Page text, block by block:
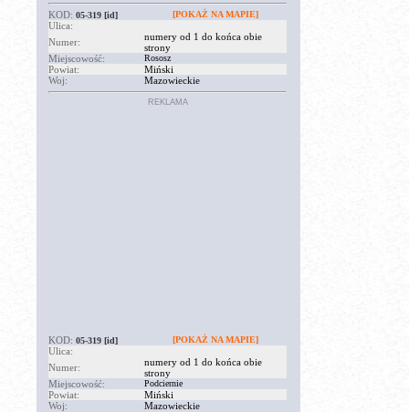
KOD: 05-319 [id] [POKAŻ NA MAPIE]
Ulica:
Numer:
numery od 1 do końca obie
strony
Miejscowość:
Rososz
Powiat:
Miński
Woj:
Mazowieckie
REKLAMA
KOD: 05-319 [id] [POKAŻ NA MAPIE]
Ulica:
Numer:
numery od 1 do końca obie
strony
Miejscowość:
Podciernie
Powiat:
Miński
Woj:
Mazowieckie